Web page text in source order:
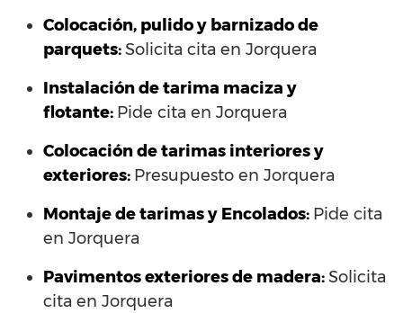
Colocación, pulido y barnizado de
parquets:Solicita cita en Jorquera
Instalación de tarima maciza y
flotante: Pide cita en Jorquera
Colocación de tarimas interiores y
exteriores: Presupuesto en Jorquera
Montaje de tarimas y Encolados: Pide cita
en Jorquera
Pavimentos exteriores de madera:Solicita
cita en Jorquera